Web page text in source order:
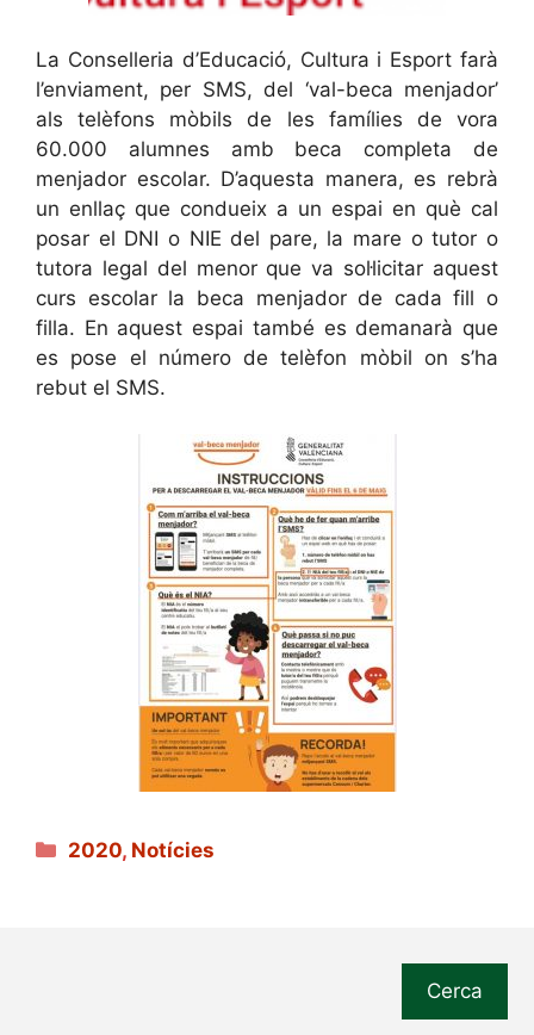
La Conselleria d’Educació, Cultura i Esport farà
l’enviament, per SMS, del ‘val-beca menjador’
als telèfons mòbils de les famílies de vora
60.000 alumnes amb beca completa de
menjador escolar. D’aquesta manera, es rebrà
un enllaç que condueix a un espai en què cal
posar el DNI o NIE del pare, la mare o tutor o
tutora legal del menor que va sol·licitar aquest
curs escolar la beca menjador de cada fill o
filla. En aquest espai també es demanarà que
es pose el número de telèfon mòbil on s’ha
rebut el SMS.
Categories
2020, Notícies
Cerca